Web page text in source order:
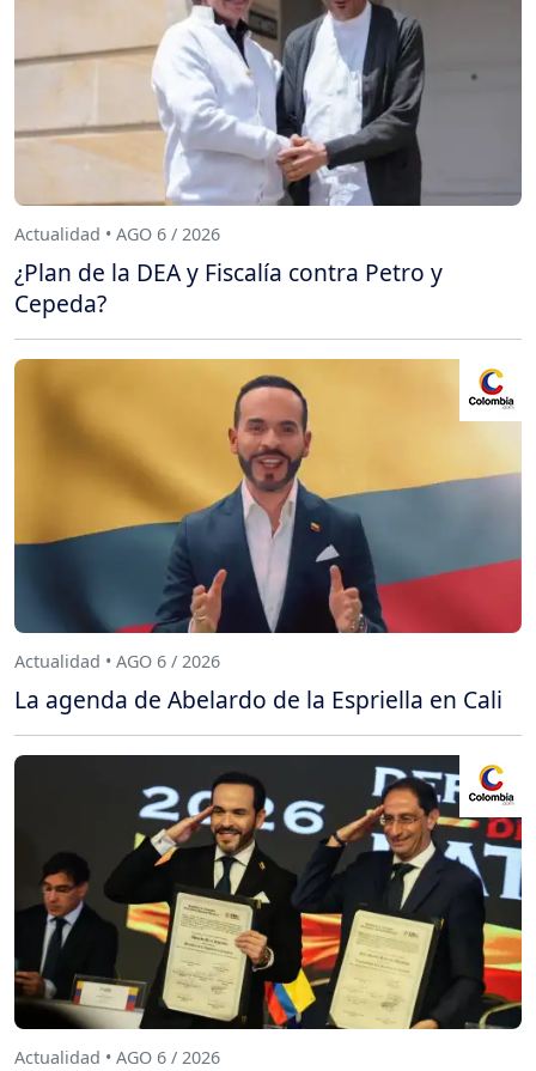
Actualidad • AGO 6 / 2026
¿Plan de la DEA y Fiscalía contra Petro y
Cepeda?
Actualidad • AGO 6 / 2026
La agenda de Abelardo de la Espriella en Cali
Actualidad • AGO 6 / 2026